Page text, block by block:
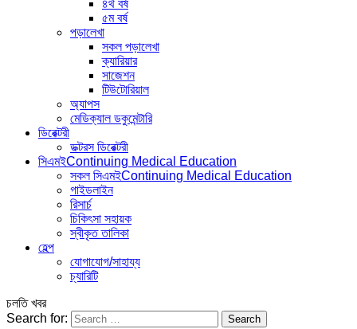
৪র্থ বর্ষ
৫ম বর্ষ
পড়ালেখা
সকল পড়ালেখা
ক্যারিয়ার
সাজেশন
টিউটোরিয়াল
অ্যাপস
মেডিক্যাল ডকুমেন্টারি
ডিরেক্টরী
ডক্টরস ডিরেক্টরী
সিএমইContinuing Medical Education
সকল সিএমইContinuing Medical Education
গাইডলাইন
রিসার্চ
চিকিৎসা সহায়ক
স্বীকৃত তালিকা
হেল্প
যোগাযোগ/সাহায্য
চ্যারিটি
চলতি খবর
Search for: